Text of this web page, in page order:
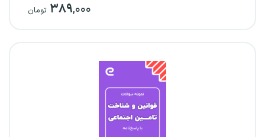
۳۸۹,۰۰۰ تومان